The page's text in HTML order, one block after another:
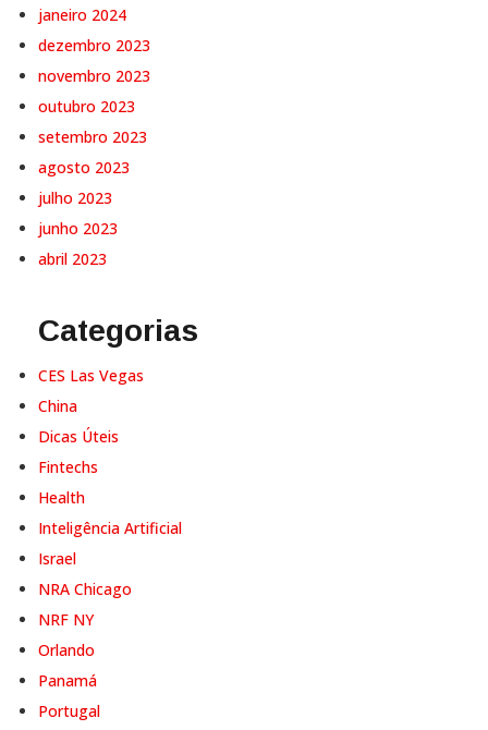
janeiro 2024
dezembro 2023
novembro 2023
outubro 2023
setembro 2023
agosto 2023
julho 2023
junho 2023
abril 2023
Categorias
CES Las Vegas
China
Dicas Úteis
Fintechs
Health
Inteligência Artificial
Israel
NRA Chicago
NRF NY
Orlando
Panamá
Portugal